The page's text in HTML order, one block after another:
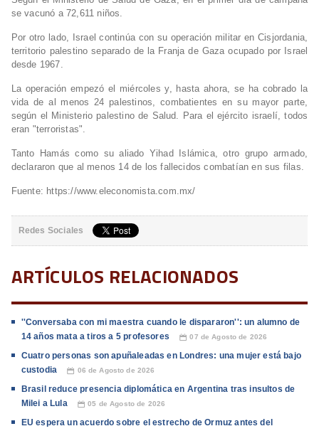
se vacunó a 72,611 niños.
Por otro lado, Israel continúa con su operación militar en Cisjordania,
territorio palestino separado de la Franja de Gaza ocupado por Israel
desde 1967.
La operación empezó el miércoles y, hasta ahora, se ha cobrado la
vida de al menos 24 palestinos, combatientes en su mayor parte,
según el Ministerio palestino de Salud. Para el ejército israelí, todos
eran "terroristas".
Tanto Hamás como su aliado Yihad Islámica, otro grupo armado,
declararon que al menos 14 de los fallecidos combatían en sus filas.
Fuente: https://www.eleconomista.com.mx/
Redes Sociales
ARTÍCULOS RELACIONADOS
''Conversaba con mi maestra cuando le dispararon'': un alumno de
14 años mata a tiros a 5 profesores
📅 07 de Agosto de 2026
Cuatro personas son apuñaleadas en Londres: una mujer está bajo
custodia
📅 06 de Agosto de 2026
Brasil reduce presencia diplomática en Argentina tras insultos de
Milei a Lula
📅 05 de Agosto de 2026
EU espera un acuerdo sobre el estrecho de Ormuz antes del